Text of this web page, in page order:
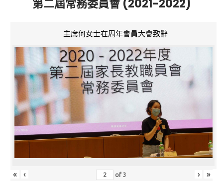
第二屆常務委員會 (2021-2022)
主席何女士在周年會員大會致辭
« ‹ of3 › »